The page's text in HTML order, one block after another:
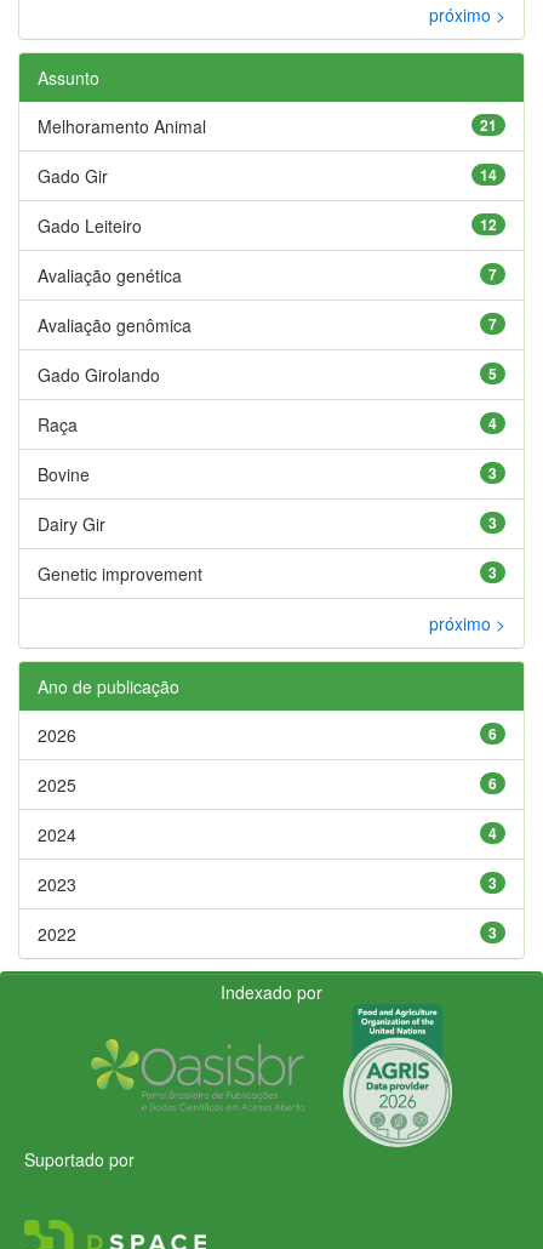
próximo >
Assunto
21
Melhoramento Animal
14
Gado Gir
12
Gado Leiteiro
7
Avaliação genética
7
Avaliação genômica
5
Gado Girolando
4
Raça
3
Bovine
3
Dairy Gir
3
Genetic improvement
próximo >
Ano de publicação
6
2026
6
2025
4
2024
3
2023
3
2022
Indexado por
Suportado por